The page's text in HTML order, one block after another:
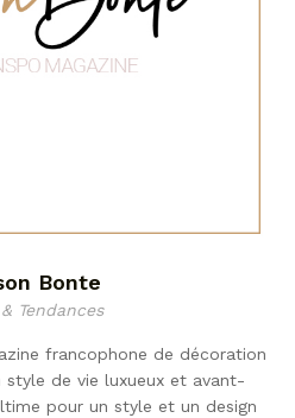
Bonte
Tendances
francophone de décoration
style de vie luxueux et avant-
pour un style et un design